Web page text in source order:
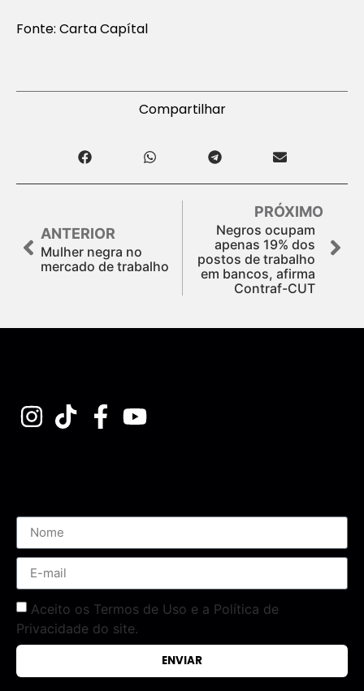
Fonte: Carta Capítal
Compartilhar
ANTERIOR
Mulher negra no
mercado de trabalho
PRÓXIMO
Negros ocupam
apenas 19% dos
postos de trabalho
em bancos, afirma
Contraf-CUT
Aceito os Termos de Uso e a Política de
Privacidade do site.
ENVIAR